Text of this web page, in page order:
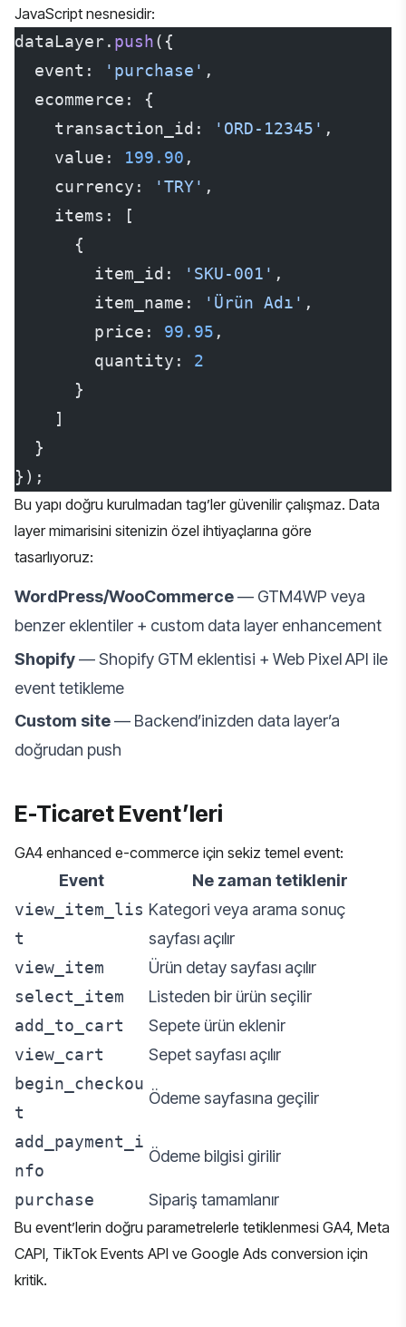
JavaScript nesnesidir:
dataLayer. push({
  event:
'purchase' ,
  ecommerce: {
    transaction_id:
'ORD-12345' ,
    value:
199.90 ,
    currency:
'TRY' ,
    items: [
      {
        item_id:
'SKU-001' ,
        item_name:
'Ürün Adı' ,
        price:
99.95 ,
        quantity:
2
      }
    ]
  }
});
Bu yapı doğru kurulmadan tag’ler güvenilir çalışmaz. Data
layer mimarisini sitenizin özel ihtiyaçlarına göre
tasarlıyoruz:
WordPress/WooCommerce— GTM4WP veya
benzer eklentiler + custom data layer enhancement
Shopify— Shopify GTM eklentisi + Web Pixel API ile
event tetikleme
Custom site— Backend’inizden data layer’a
doğrudan push
E-Ticaret Event’leri
GA4 enhanced e-commerce için sekiz temel event:
Event
Ne zaman tetiklenir
view_item_lis
t
Kategori veya arama sonuç
sayfası açılır
view_item
Ürün detay sayfası açılır
select_item
Listeden bir ürün seçilir
add_to_cart
Sepete ürün eklenir
view_cart
Sepet sayfası açılır
begin_checkou
t
Ödeme sayfasına geçilir
add_payment_i
nfo
Ödeme bilgisi girilir
purchase Sipariş tamamlanır
Bu event’lerin doğru parametrelerle tetiklenmesi GA4, Meta
CAPI, TikTok Events API ve Google Ads conversion için
kritik.